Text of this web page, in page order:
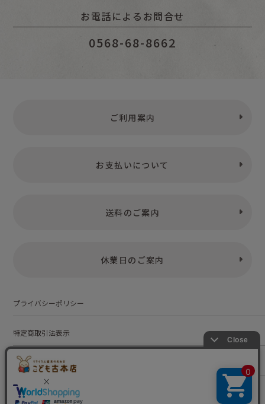
お電話によるお問合せ
0568-68-8662
ご利用案内
お支払いについて
送料のご案内
休業日のご案内
プライバシーポリシー
特定商取引法表示
お問い合わせ